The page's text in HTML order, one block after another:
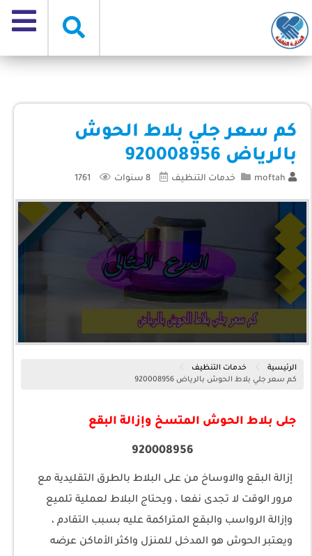
كم سعر جلي بلاط الحوش
بالرياض 920008956
moftah خدمات التنظيف 8 سنوات
الرئيسية
خدمات التنظيف
كم سعر جلي بلاط الحوش بالرياض 920008956
جلى بلاط الحوش المتسخ وإزالة البقع
920008956
إزالة البقع والاوساخ من على البلاط بالطرق التقليدية مع
مرور الوقت لا تجدى نفعا ، ويحتاج البلاط لعملية تلميع
وإزالة الرواسب والبقع المتراكمة عليه بسبب التقادم ،
ويعتبر الحوش هو المدخل للمنزل واكثر الأماكن عرضه